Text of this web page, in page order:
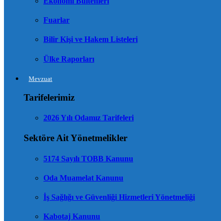
Fuarlar
Bilir Kişi ve Hakem Listeleri
Ülke Raporları
Mevzuat
Tarifelerimiz
2026 Yılı Odamız Tarifeleri
Sektöre Ait Yönetmelikler
5174 Sayılı TOBB Kanunu
Oda Muamelat Kanunu
İş Sağlığı ve Güvenliği Hizmetleri Yönetmeliği
Kabotaj Kanunu